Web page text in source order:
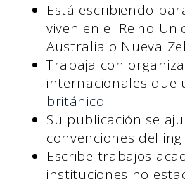
Está escribiendo
viven en el Reino
Australia o Nueva
Trabaja con
internacionales que
británico
Su publicación se
convenciones del
Escribe trabajos
instituciones no